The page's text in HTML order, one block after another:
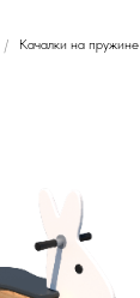
/ Качалки на пружине